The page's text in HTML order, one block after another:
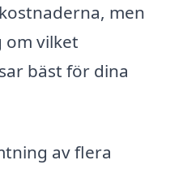
men
om vilket
bäst för dina
av flera